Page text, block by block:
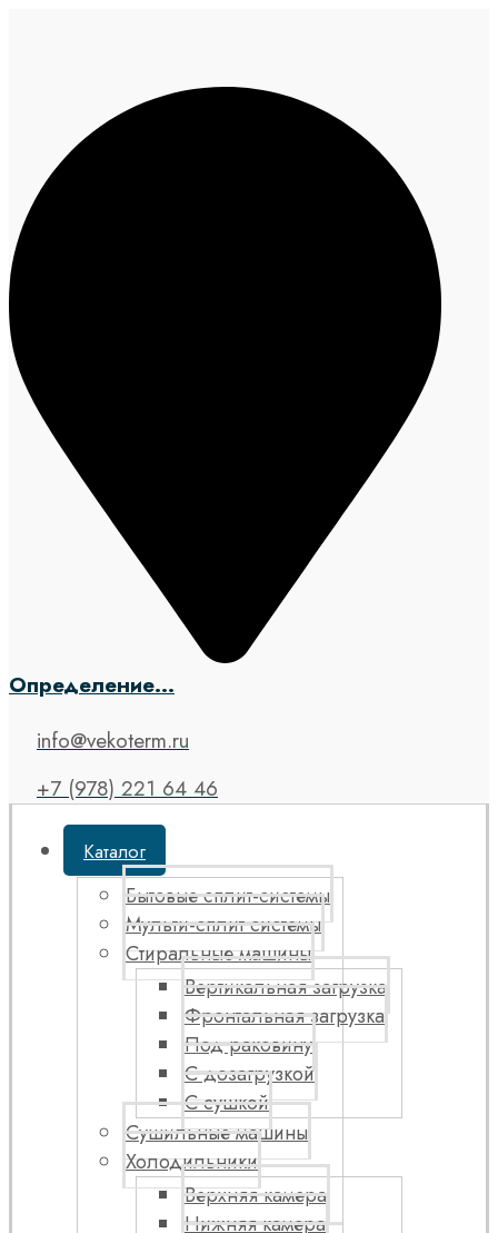
Определение...
info@vekoterm.ru
+7 (978) 221 64 46
Каталог
Бытовые сплит-системы
Мульти-сплит системы
Стиральные машины
Вертикальная загрузка
Фронтальная загрузка
Под раковину
С дозагрузкой
С сушкой
Сушильные машины
Холодильники
Верхняя камера
Нижняя камера